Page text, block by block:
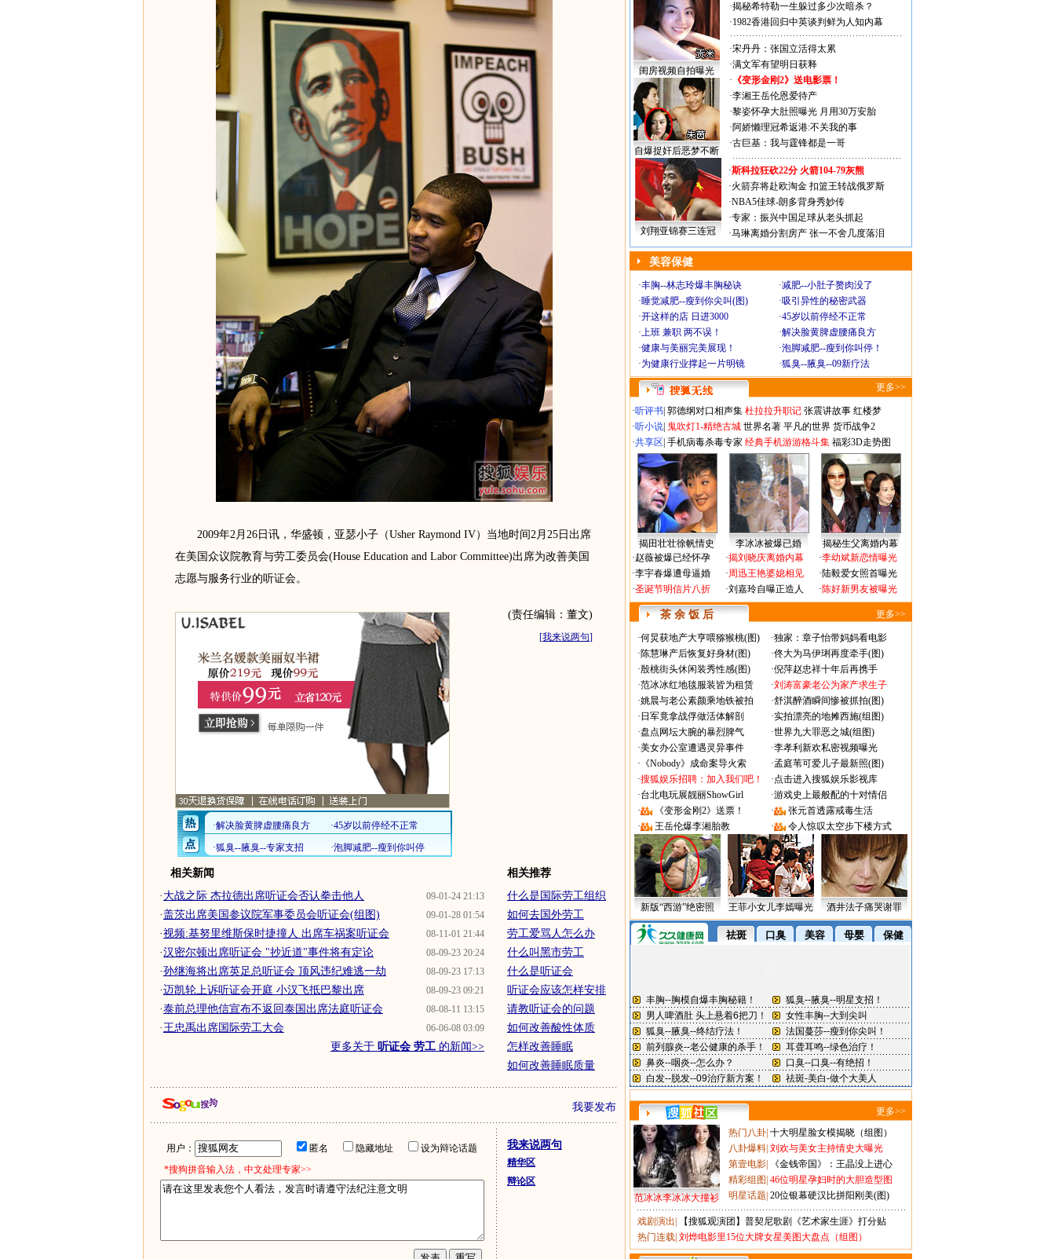
2009年2月26日讯，华盛顿，亚瑟小子（Usher Raymond IV）当地时间2月25日出席
在美国众议院教育与劳工委员会(House Education and Labor Committee)出席为改善美国
志愿与服务行业的听证会。
(责任编辑：董文)
[我来说两句]
相关新闻
09-01-24 21:13
· 大战之际 杰拉德出席听证会否认拳击他人
09-01-28 01:54
·盖茨出席美国参议院军事委员会听证会(组图)
08-11-01 21:44
·视频:基努里维斯保时捷撞人 出席车祸案听证会
08-09-23 20:24
·汉密尔顿出席听证会 "抄近道"事件将有定论
08-09-23 17:13
·孙继海将出席英足总听证会 顶风违纪难逃一劫
08-09-23 09:21
·迈凯轮上诉听证会开庭 小汉飞抵巴黎出席
08-08-11 13:15
·泰前总理他信宣布不返回泰国出席法庭听证会
06-06-08 03:09
·王忠禹出席国际劳工大会
更多关于 听证会 劳工 的新闻>>
相关推荐
什么是国际劳工组织
如何去国外劳工
劳工爱骂人怎么办
什么叫黑市劳工
什么是听证会
听证会应该怎样安排
请教听证会的问题
如何改善酸性体质
怎样改善睡眠
如何改善睡眠质量
我要发布
用户： 匿名 隐藏地址
设为辩论话题
*搜狗拼音输入法，中文处理专家>>
我来说两句
精华区
辩论区
闺房视频自拍曝光
自爆捉奸后恶梦不断
·揭秘希特勒一生躲过多少次暗杀？
·1982香港回归中英谈判鲜为人知内幕
·宋丹丹：张国立活得太累
·满文军有望明日获释
· 《变形金刚2》送电影票！
·李湘王岳伦恩爱待产
·黎姿怀孕大肚照曝光 月用30万安胎
·阿娇懒理冠希返港:不关我的事
·古巨基：我与霆锋都是一哥
刘翔亚锦赛三连冠
·斯科拉狂砍22分 火箭104-79灰熊
·火箭弃将赴欧淘金 扣篮王转战俄罗斯
·NBA5佳球-朗多背身秀妙传
·专家：振兴中国足球从老头抓起
·马琳离婚分割房产 张一不舍几度落泪
美容保健
·丰胸--林志玲爆丰胸秘诀 ·减肥--小肚子赘肉没了
·睡觉减肥--瘦到你尖叫(图) ·吸引异性的秘密武器
·开这样的店 日进3000 ·45岁以前停经不正常
·上班 兼职 两不误！ ·解决脸黄脾虚腰痛良方
·健康与美丽完美展现！ ·泡脚减肥--瘦到你叫停！
·为健康行业撑起一片明镜 ·狐臭--腋臭--09新疗法
更多>>
·听评书 郭德纲对口相声集 杜拉拉升职记 张震讲故事 红楼梦
·听小说 鬼吹灯1-精绝古城 世界名著 平凡的世界 货币战争2
·共享区 手机病毒杀毒专家 经典手机游游格斗集 福彩3D走势图
揭田壮壮徐帆情史 李冰冰被爆已婚
揭秘生父离婚内幕
·赵薇被爆已经怀孕
·李宇春爆遭母逼婚
·圣诞节明信片八折
·揭刘晓庆离婚内幕
·周迅王艳婆媳相见
·刘嘉玲自曝正造人
·李幼斌新恋情曝光
·陆毅爱女照首曝光
·陈好新男友被曝光
茶 余 饭 后 更多>>
·何炅获地产大亨喂猕猴桃(图) ·独家：章子怡带妈妈看电影
·陈慧琳产后恢复好身材(图) ·佟大为马伊琍再度牵手(图)
·殷桃街头休闲装秀性感(图) ·倪萍赵忠祥十年后再携手
·范冰冰红地毯服装皆为租赁 ·刘涛富豪老公为家产求生子
·姚晨与老公素颜乘地铁被拍 ·舒淇醉酒瞬间惨被抓拍(图)
· 日军竟拿战俘做活体解剖 ·实拍漂亮的地摊西施(组图)
·盘点网坛大腕的暴烈脾气 ·世界九大罪恶之城(组图)
·美女办公室遭遇灵异事件 ·李孝利新欢私密视频曝光
· 《Nobody》成命案导火索 ·孟庭苇可爱儿子最新照(图)
·搜狐娱乐招聘：加入我们吧！ ·点击进入搜狐娱乐影视库
·台北电玩展靓丽ShowGirl ·游戏史上最般配的十对情侣
·
《变形金刚2》送票！ ·
张元首透露戒毒生活
·
王岳伦爆李湘胎教 · 令人惊叹太空步下楼方式
新版“西游”绝密照 王菲小女儿李嫣曝光 酒井法子痛哭谢罪
更多>>
范冰冰李冰冰大撞衫
热门八卦 十大明星脸女模揭晓（组图）
八卦爆料 刘欢与美女主持情史大曝光
第壹电影
《金钱帝国》：王晶没上进心
精彩组图 46位明星孕妇时的大胆造型图
明星话题 20位银幕硬汉比拼阳刚美(图)
戏剧演出
【搜狐观演团】普契尼歌剧《艺术家生涯》打分贴
热门连载 刘烨电影里15位大牌女星美图大盘点（组图）